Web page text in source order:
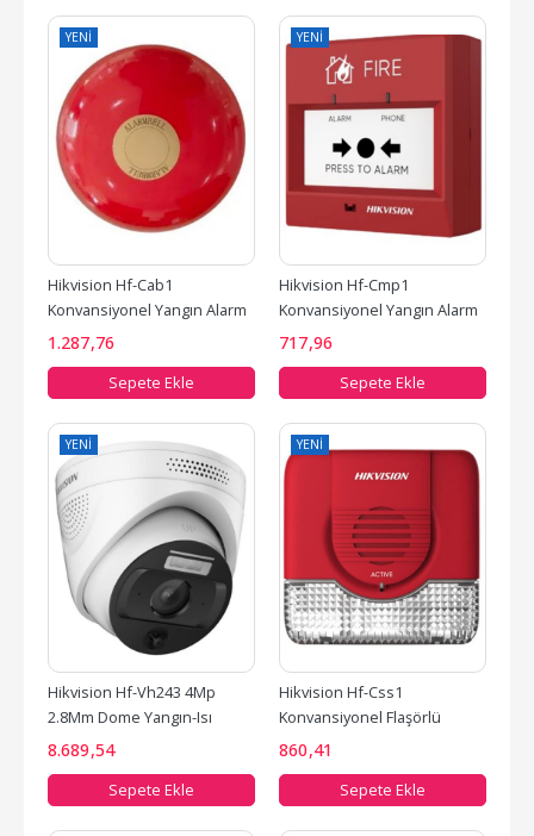
YENI
Hikvision Hf-Cab1
Konvansiyonel Yangın Alarm
Zili
1.287,76
Sepete Ekle
YENI
Hikvision Hf-Cmp1
Konvansiyonel Yangın Alarm
Butonu,Tekrar Kurulabilir
717,96
Sepete Ekle
YENI
Hikvision Hf-Vh243 4Mp
2.8Mm Dome Yangın-Isı
Algılama Kamerası
8.689,54
Sepete Ekle
YENI
Hikvision Hf-Css1
Konvansiyonel Flaşörlü
Yangın Alarm Sireni
860,41
Sepete Ekle